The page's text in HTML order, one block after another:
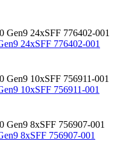
24xSFF 776402-001
10xSFF 756911-001
8xSFF 756907-001